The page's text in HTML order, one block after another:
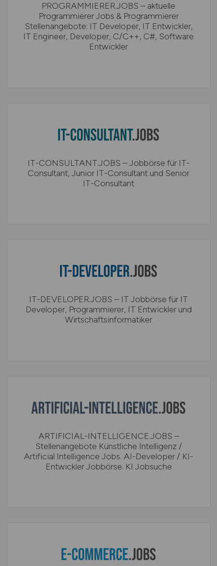
PROGRAMMIERER.JOBS – aktuelle
Programmierer Jobs & Programmierer
Stellenangebote: IT Developer, IT Entwickler,
IT Engineer, Developer, C/C++, C#, Software
Entwickler
IT-CONSULTANT.JOBS – Jobbörse für IT-
Consultant, Junior IT-Consultant und Senior
IT-Consultant
IT-DEVELOPER.JOBS – IT Jobbörse für IT
Developer, Programmierer, IT Entwickler und
Wirtschaftsinformatiker
ARTIFICIAL-INTELLIGENCE.JOBS –
Stellenangebote Künstliche Intelligenz /
Artificial Intelligence Jobs. AI-Developer / KI-
Entwickler Jobbörse. KI Jobsuche